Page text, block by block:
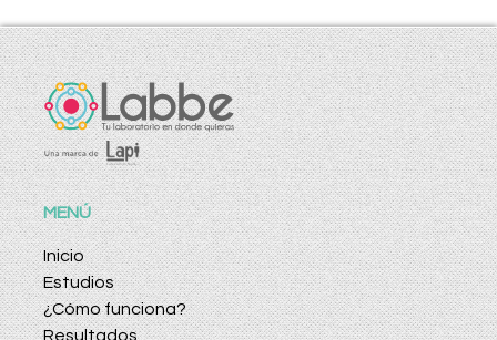
MENÚ
Inicio
Estudios
¿Cómo funciona?
Resultados